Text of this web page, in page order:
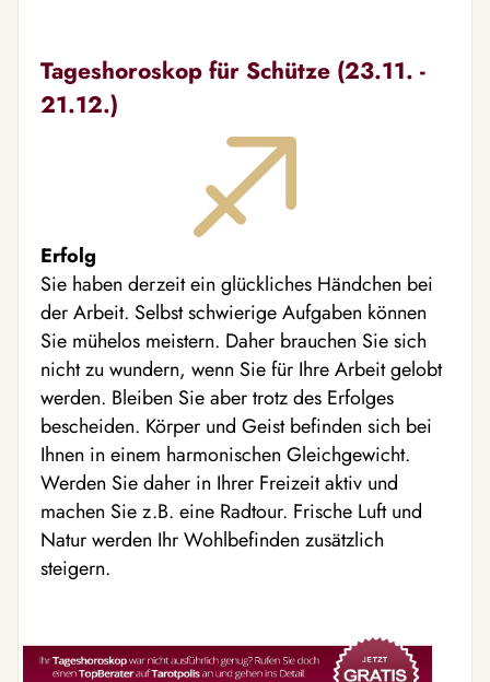
Tageshoroskop für Schütze (23.11. -
21.12.)
Erfolg
Sie haben derzeit ein glückliches Händchen bei
der Arbeit. Selbst schwierige Aufgaben können
Sie mühelos meistern. Daher brauchen Sie sich
nicht zu wundern, wenn Sie für Ihre Arbeit gelobt
werden. Bleiben Sie aber trotz des Erfolges
bescheiden. Körper und Geist befinden sich bei
Ihnen in einem harmonischen Gleichgewicht.
Werden Sie daher in Ihrer Freizeit aktiv und
machen Sie z.B. eine Radtour. Frische Luft und
Natur werden Ihr Wohlbefinden zusätzlich
steigern.